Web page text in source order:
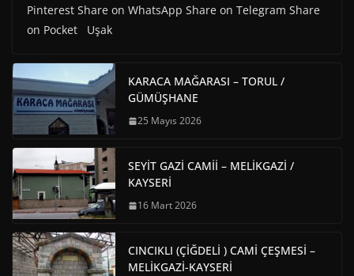
Pinterest Share on WhatsApp Share on Telegram Share
on Pocket Uşak
KARACA MAĞARASI – TORUL /
GÜMÜŞHANE
25 Mayıs 2026
SEYİT GAZİ CAMİİ – MELİKGAZİ /
KAYSERİ
16 Mart 2026
CINCIKLI (ÇİĞDELİ ) CAMİ ÇEŞMESİ –
MELİKGAZİ-KAYSERİ